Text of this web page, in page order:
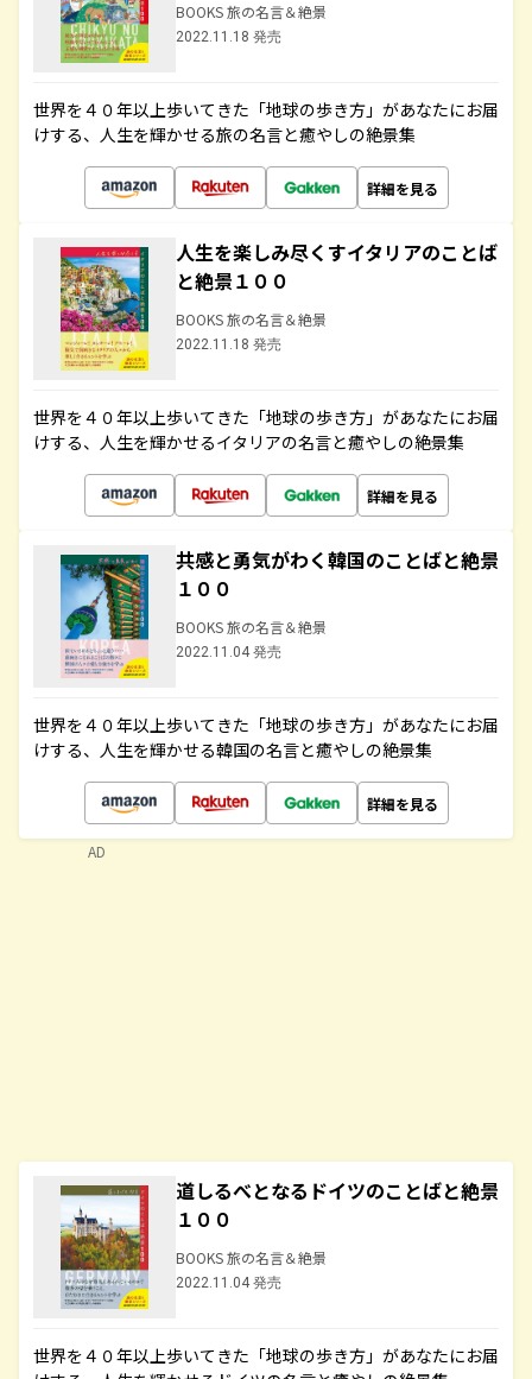
BOOKS 旅の名言＆絶景
2022.11.18 発売
世界を４０年以上歩いてきた「地球の歩き方」があなたにお届
けする、人生を輝かせる旅の名言と癒やしの絶景集
詳細を見る
人生を楽しみ尽くすイタリアのことば
と絶景１００
BOOKS 旅の名言＆絶景
2022.11.18 発売
世界を４０年以上歩いてきた「地球の歩き方」があなたにお届
けする、人生を輝かせるイタリアの名言と癒やしの絶景集
詳細を見る
共感と勇気がわく韓国のことばと絶景
１００
BOOKS 旅の名言＆絶景
2022.11.04 発売
世界を４０年以上歩いてきた「地球の歩き方」があなたにお届
けする、人生を輝かせる韓国の名言と癒やしの絶景集
詳細を見る
道しるべとなるドイツのことばと絶景
１００
BOOKS 旅の名言＆絶景
2022.11.04 発売
世界を４０年以上歩いてきた「地球の歩き方」があなたにお届
AD